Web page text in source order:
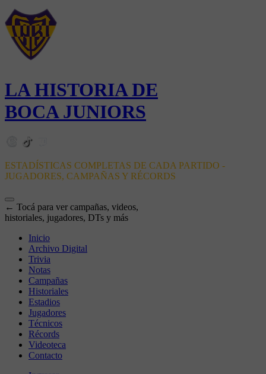
LA HISTORIA DE
BOCA JUNIORS
ESTADÍSTICAS COMPLETAS DE CADA PARTIDO -
JUGADORES, CAMPAÑAS Y RÉCORDS
← Tocá para ver campañas, videos,
historiales, jugadores, DTs y más
Inicio
Archivo Digital
Trivia
Notas
Campañas
Historiales
Estadios
Jugadores
Técnicos
Récords
Videoteca
Contacto